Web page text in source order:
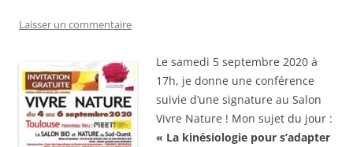
Laisser un commentaire
Le samedi 5 septembre 2020 à
17h, je donne une conférence
suivie d’une signature au Salon
Vivre Nature ! Mon sujet du jour :
« La kinésiologie pour s’adapter